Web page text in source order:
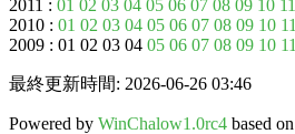
2011 : 01 02 03 04 05 06 07 08 09 10 11
2010 : 01 02 03 04 05 06 07 08 09 10 11
2009 : 01 02 03 04 05 06 07 08 09 10 11
最終更新時間: 2026-06-26 03:46
Powered by WinChalow1.0rc4 based on